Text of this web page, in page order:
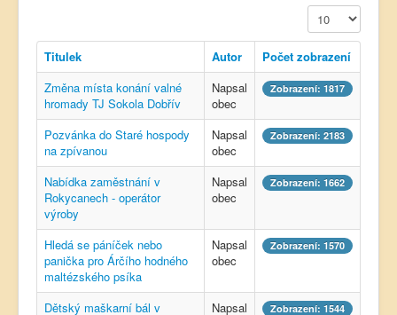
Počet zobrazení
Titulek Autor
Počet zobrazení
Změna místa konání valné
hromady TJ Sokola Dobřív
Napsal
obec
Zobrazení: 1817
Pozvánka do Staré hospody
na zpívanou
Napsal
obec
Zobrazení: 2183
Nabídka zaměstnání v
Rokycanech - operátor
výroby
Napsal
obec
Zobrazení: 1662
Hledá se páníček nebo
panička pro Árčího hodného
maltézského psíka
Napsal
obec
Zobrazení: 1570
Dětský maškarní bál v Napsal Zobrazení: 1544